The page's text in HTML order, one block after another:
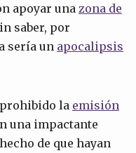
apoyar una zona de
saber, por
sería un apocalipsis
la emisión
una impactante
de que hayan